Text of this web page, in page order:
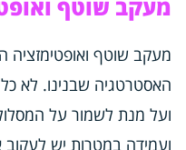
מעקב שוטף
מעקב שוטף
האסטרטגיה שבנינו. לא
ועל מנת לשמור על
ועמידה במטרות יש לעקוב